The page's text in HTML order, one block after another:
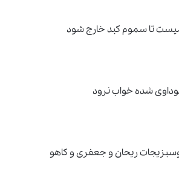
تا سموم کبد خارج شود
شده خواب نرود
ریحان و جعفری و کاهو